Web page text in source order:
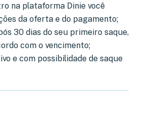
na plataforma Dinie você
da oferta e do pagamento;
30 dias do seu primeiro saque,
com o vencimento;
e com possibilidade de saque